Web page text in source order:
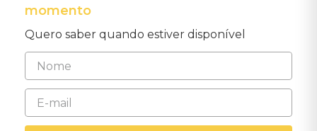
momento
Quero saber quando estiver disponível